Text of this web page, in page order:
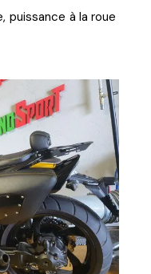
puissance à la roue